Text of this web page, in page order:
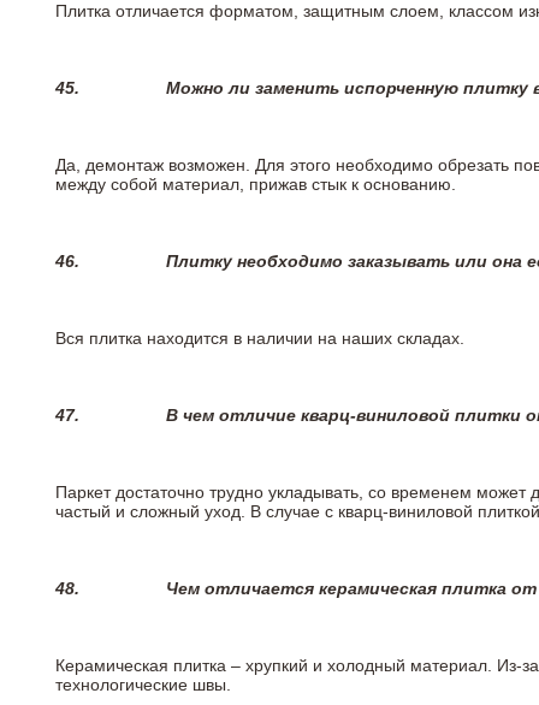
Плитка отличается форматом, защитным слоем, классом
45. Можно ли заменить испорченную плитку
Да, демонтаж возможен. Для этого необходимо обрезать
между собой материал, прижав стык к основанию.
46. Плитку необходимо заказывать или она
Вся плитка находится в наличии на наших складах.
47. В чем отличие кварц-виниловой плитки
Паркет достаточно трудно укладывать, со временем
частый и сложный уход. В случае с кварц-виниловой
48. Чем отличается керамическая плитка
Керамическая плитка – хрупкий и холодный материал. Из-
технологические швы.